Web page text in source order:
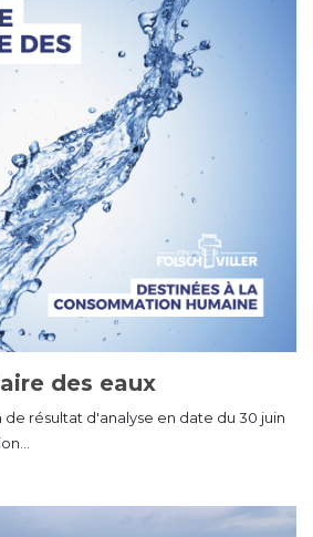
des eaux
de résultat d'analyse en date du 30 juin